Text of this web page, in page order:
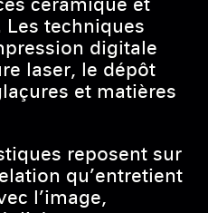
techniques
digitale
laser, le dépôt
et matières
reposent sur
qu’entretient
l’image,